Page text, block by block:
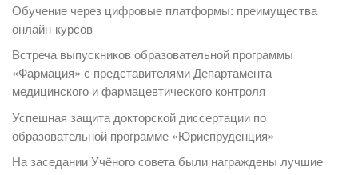
Обучение через цифровые платформы: преимущества
онлайн-курсов
Встреча выпускников образовательной программы
«Фармация» с представителями Департамента
медицинского и фармацевтического контроля
Успешная защита докторской диссертации по
образовательной программе «Юриспруденция»
На заседании Учёного совета были награждены лучшие